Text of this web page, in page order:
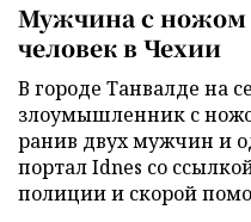
Мужчина с ножом
человек в Чехии
В городе Танвалде на
злоумышленник с
ранив двух мужчин и
портал Idnes со
полиции и скорой